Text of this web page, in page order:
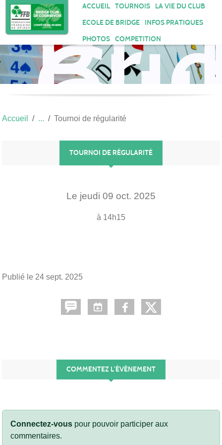
ACCUEIL TOURNOIS
LA VIE DU CLUB
ECOLE DE BRIDGE
INFOS PRATIQUES
PHOTOS
COMPETITION
de
Accueil Tournoi de régularité
TOURNOI DE RÉGULARITÉ
Le jeudi 09 oct. 2025
à 14h15
Publié le 24 sept. 2025
COMMENTEZ L’ÉVÈNEMENT
Connectez-vous pour pouvoir participer aux
commentaires.
Panneau de gestion des cookies